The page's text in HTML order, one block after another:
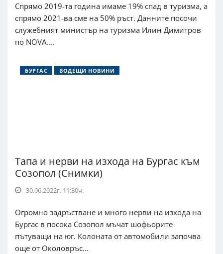
Спрямо 2019-та година имаме 19% спад в туризма, а
спрямо 2021-ва сме на 50% ръст. Данните посочи
служебният министър на туризма Илин Димитров
по NOVA....
БУРГАС ВОДЕЩИ НОВИНИ
Тапа и нерви на изхода на Бургас към
Созопол (Снимки)
30.06.2022г. 11:30ч.
Огромно задръстване и много нерви на изхода на
Бургас в посока Созопол мъчат шофьорите
пътуващи на юг. Колоната от автомобили започва
още от Околовръс...